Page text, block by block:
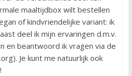
maaltijdbox wilt bestellen
of kindvriendelijke variant: ik
deel ik mijn ervaringen d.m.v.
en beantwoord ik vragen via de
Je kunt me natuurlijk ook